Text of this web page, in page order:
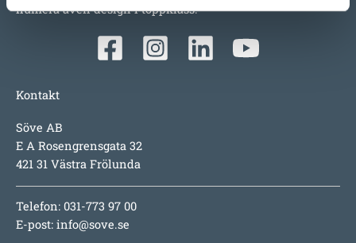
numera även design i toppklass.
Kontakt
Söve AB
E A Rosengrensgata 32
421 31 Västra Frölunda
Telefon: 031-773 97 00
E-post: info@sove.se